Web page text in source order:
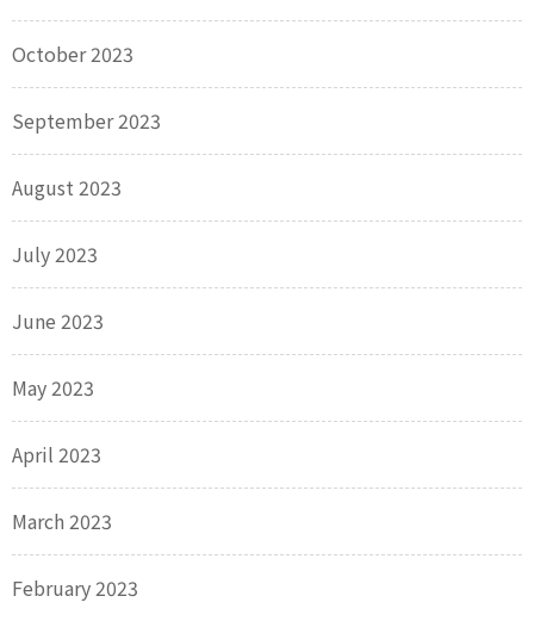
October 2023
September 2023
August 2023
July 2023
June 2023
May 2023
April 2023
March 2023
February 2023